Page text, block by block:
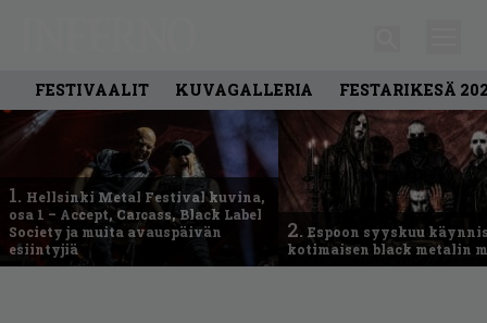
FESTIVAALIT KUVAGALLERIA FESTARIKESÄ
1. Hellsinki Metal Festival kuvina,
osa 1 – Accept, Carcass, Black Label
Society ja muita avauspäivän
esiintyjiä
2. Espoon syyskuu
kotimaisen black metalin